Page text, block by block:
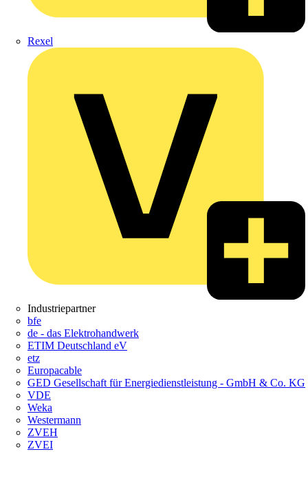
Rexel
Industriepartner
bfe
de - das Elektrohandwerk
ETIM Deutschland eV
etz
Europacable
GED Gesellschaft für Energiedienstleistung - GmbH & Co. KG
VDE
Weka
Westermann
ZVEH
ZVEI